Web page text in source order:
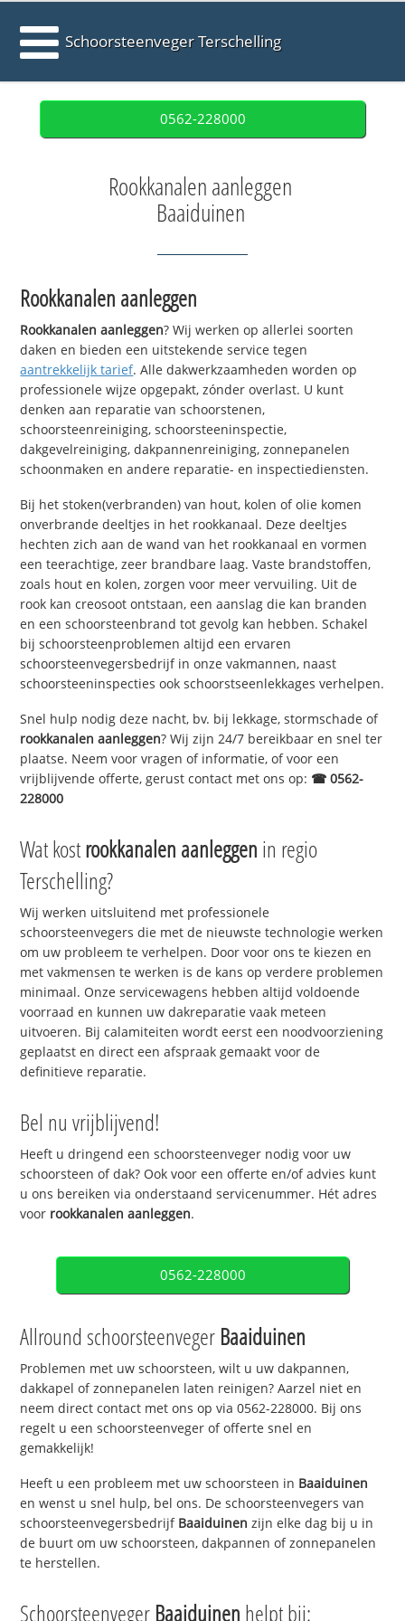
Schoorsteenveger Terschelling
0562-228000
Rookkanalen aanleggen
Baaiduinen
Rookkanalen aanleggen
Rookkanalen aanleggen? Wij werken op allerlei soorten
daken en bieden een uitstekende service tegen
aantrekkelijk tarief. Alle dakwerkzaamheden worden op
professionele wijze opgepakt, zónder overlast. U kunt
denken aan reparatie van schoorstenen,
schoorsteenreiniging, schoorsteeninspectie,
dakgevelreiniging, dakpannenreiniging, zonnepanelen
schoonmaken en andere reparatie- en inspectiediensten.
Bij het stoken(verbranden) van hout, kolen of olie komen
onverbrande deeltjes in het rookkanaal. Deze deeltjes
hechten zich aan de wand van het rookkanaal en vormen
een teerachtige, zeer brandbare laag. Vaste brandstoffen,
zoals hout en kolen, zorgen voor meer vervuiling. Uit de
rook kan creosoot ontstaan, een aanslag die kan branden
en een schoorsteenbrand tot gevolg kan hebben. Schakel
bij schoorsteenproblemen altijd een ervaren
schoorsteenvegersbedrijf in onze vakmannen, naast
schoorsteeninspecties ook schoorstseenlekkages verhelpen.
Snel hulp nodig deze nacht, bv. bij lekkage, stormschade of
rookkanalen aanleggen? Wij zijn 24/7 bereikbaar en snel ter
plaatse. Neem voor vragen of informatie, of voor een
vrijblijvende offerte, gerust contact met ons op: ☎ 0562-
228000
Wat kostrookkanalen aanleggen in regio
Terschelling?
Wij werken uitsluitend met professionele
schoorsteenvegers die met de nieuwste technologie werken
om uw probleem te verhelpen. Door voor ons te kiezen en
met vakmensen te werken is de kans op verdere problemen
minimaal. Onze servicewagens hebben altijd voldoende
voorraad en kunnen uw dakreparatie vaak meteen
uitvoeren. Bij calamiteiten wordt eerst een noodvoorziening
geplaatst en direct een afspraak gemaakt voor de
definitieve reparatie.
Bel nu vrijblijvend!
Heeft u dringend een schoorsteenveger nodig voor uw
schoorsteen of dak? Ook voor een offerte en/of advies kunt
u ons bereiken via onderstaand servicenummer. Hét adres
voor rookkanalen aanleggen.
0562-228000
Allround schoorsteenveger Baaiduinen
Problemen met uw schoorsteen, wilt u uw dakpannen,
dakkapel of zonnepanelen laten reinigen? Aarzel niet en
neem direct contact met ons op via 0562-228000. Bij ons
regelt u een schoorsteenveger of offerte snel en
gemakkelijk!
Heeft u een probleem met uw schoorsteen in Baaiduinen
en wenst u snel hulp, bel ons. De schoorsteenvegers van
schoorsteenvegersbedrijf Baaiduinen zijn elke dag bij u in
de buurt om uw schoorsteen, dakpannen of zonnepanelen
te herstellen.
Schoorsteenveger Baaiduinen helpt bij: